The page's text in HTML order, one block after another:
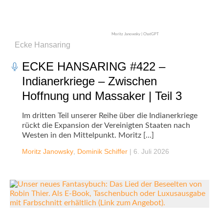
Moritz Janowsky | ChatGPT
Ecke Hansaring
ECKE HANSARING #422 –
Indianerkriege – Zwischen
Hoffnung und Massaker | Teil 3
Im dritten Teil unserer Reihe über die Indianerkriege
rückt die Expansion der Vereinigten Staaten nach
Westen in den Mittelpunkt. Moritz […]
Moritz Janowsky Dominik Schiffer | 6. Juli 2026